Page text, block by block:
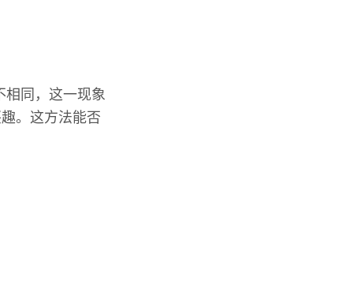
相同，这一现象
。这方法能否